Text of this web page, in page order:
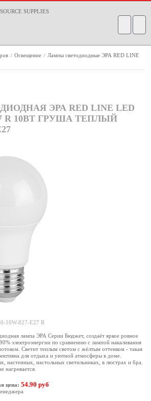
/ Освещение / Лампы светодиодные ЭРА RED LINE
ЭРА RED LINE LED
R 10ВТ ГРУША ТЕПЛЫЙ
10W-827-E27 R
лампа ЭРА Серии Бюджет, создаёт яркое ровное
электроэнергии по сравнению с лампой накаливания
Светит теплым светом с жёлтым оттенком - такая
для отдыха и уютной атмосферы в доме.
настенных, настольных светильниках, в люстрах и бра.
нагревается.
цена: 54.90 руб